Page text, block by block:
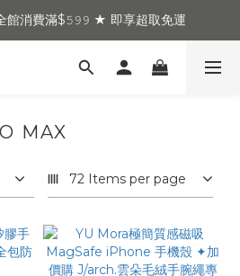
消費滿$𝟻𝟿𝟿 ★ 即享超取免運
MAX
72 Items per page